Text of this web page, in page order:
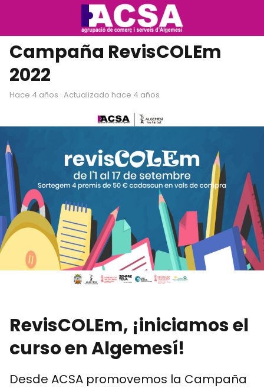
Campaña RevisCOLEm
2022
hace 4 años · Actualizado hace 4 años
RevisCOLEm, ¡iniciamos el
curso en Algemesí!
Desde ACSA promovemos la Campaña